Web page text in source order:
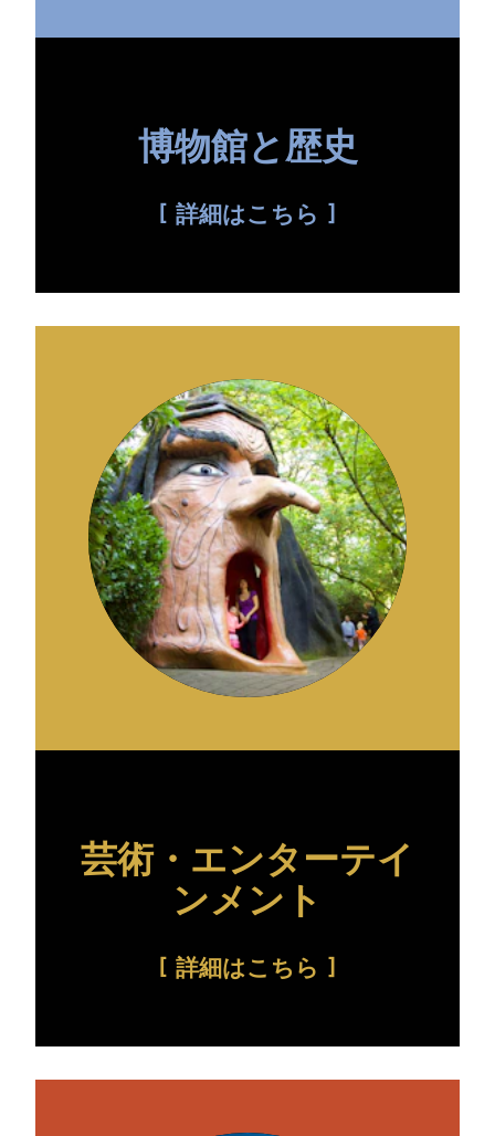
博物館と歴史
詳細はこちら
芸術・エンターテイ
ンメント
詳細はこちら